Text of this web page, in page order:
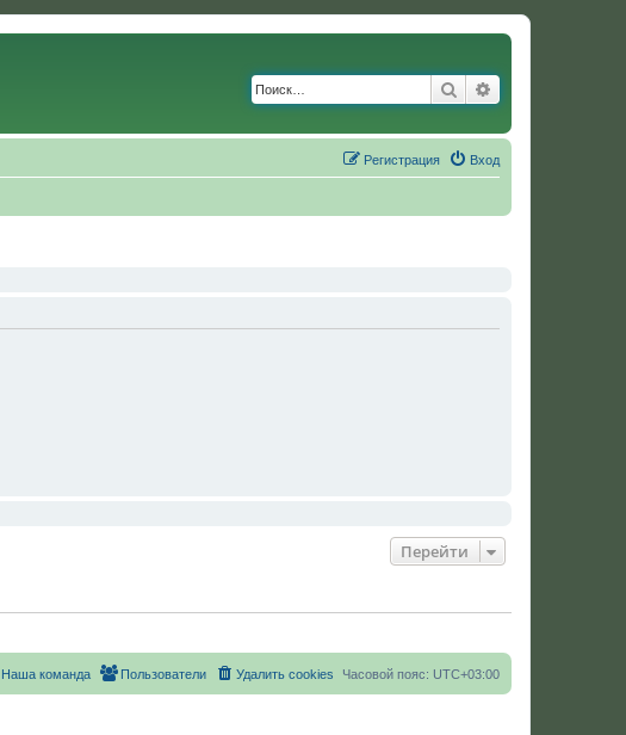
Поиск
Вход
Регистрация
Перейти
Часовой пояс: UTC+03:00
Удалить cookies
Пользователи
Наша команда